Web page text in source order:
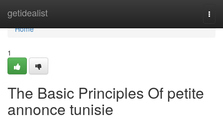
getidealist
Home
Home
1
The Basic Principles Of petite
annonce tunisie